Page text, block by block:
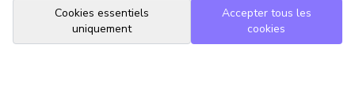
Cookies essentiels
uniquement
Accepter tous les
cookies